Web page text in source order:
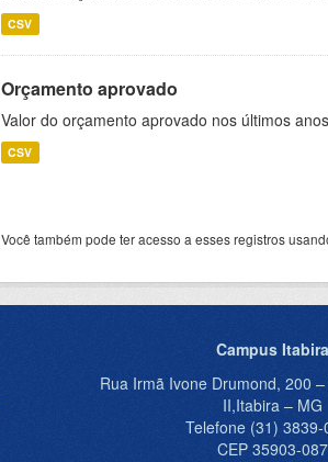
CSV
Orçamento aprovado
Valor do orçamento aprovado nos últimos
CSV
Você também pode ter acesso a esses registros
Campus Itabira
Rua Irmã Ivone Drumond, 200
II,Itabira – MG
Telefone (31) 3839-
CEP 35903-087